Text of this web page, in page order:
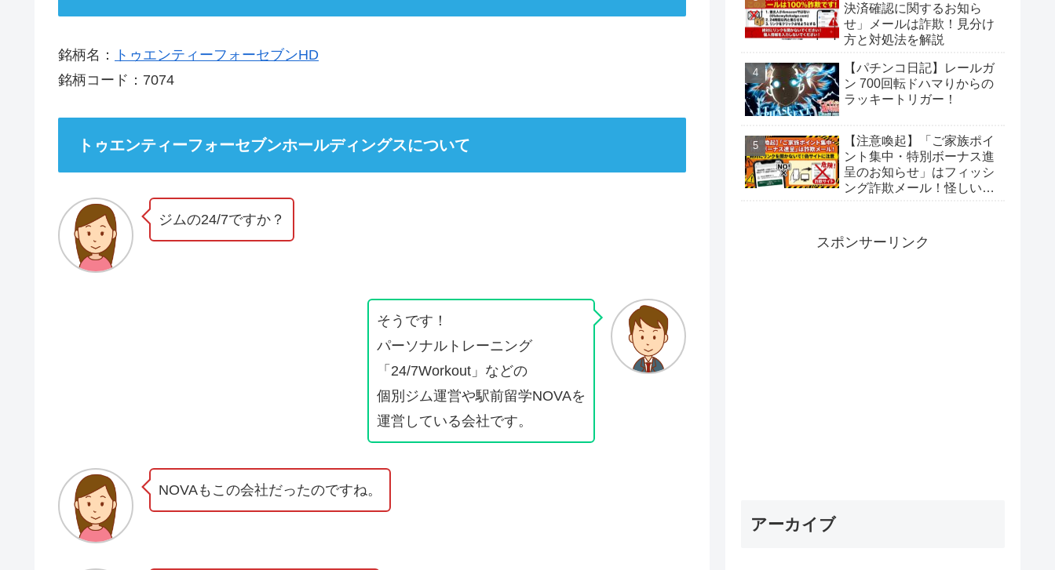
銘柄名：
トゥエンティーフォーセブンHD
銘柄コード：7074
トゥエンティーフォーセブンホールディングスについて
ジムの24/7ですか？
そうです！
パーソナルトレーニング
「24/7Workout」などの
個別ジム運営や駅前留学NOVAを
運営している会社です。
NOVAもこの会社だったのですね。
決済確認に関するお知ら
せ」メールは詐欺！見分け
方と対処法を解説
【パチンコ日記】レールガ
ン 700回転ドハマりからの
ラッキートリガー！
【注意喚起】「ご家族ポイ
ント集中・特別ボーナス進
呈のお知らせ」はフィッシ
ング詐欺メール！怪しい見
スポンサーリンク
アーカイブ